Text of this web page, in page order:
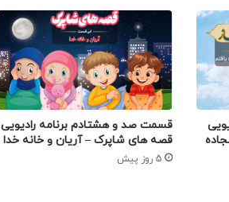
قسمت صد و هشتادم برنامه رادیویی
قصه های شاپرک – آریان و خانه خدا
5 روز پیش